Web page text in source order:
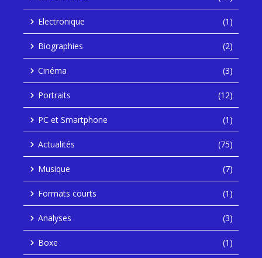
Electronique (1)
Biographies (2)
Cinéma (3)
Portraits (12)
PC et Smartphone (1)
Actualités (75)
Musique (7)
Formats courts (1)
Analyses (3)
Boxe (1)